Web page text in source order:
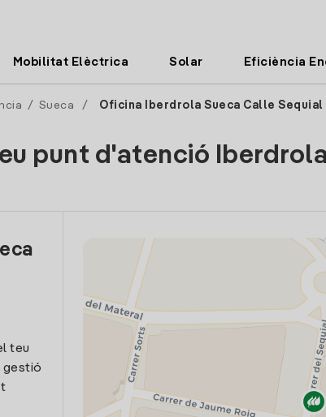
Mobilitat Elèctrica Solar Eficiència
/ Sueca / Oficina Iberdrola Sueca Calle Sequial
punt d'atenció
teu
gestió